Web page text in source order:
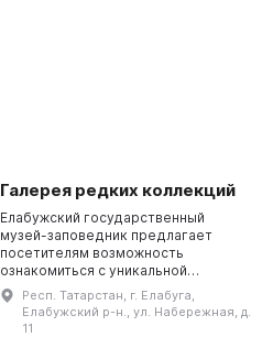
Галерея редких коллекций
Елабужский государственный
музей-заповедник предлагает
посетителям возможность
ознакомиться с уникальной
выставкой «В мире священного
Корана», составленной из двух
частных коллекций. В галерее
Респ. Татарстан, г. Елабуга,
Елабужский р-н., ул. Набережная, д.
11